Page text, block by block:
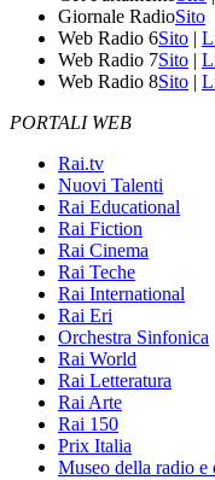
Giornale RadioSito
Web Radio 6Sito |
Web Radio 7Sito |
Web Radio 8Sito |
PORTALI WEB
Rai.tv
Nuovi Talenti
Rai Educational
Rai Fiction
Rai Cinema
Rai Teche
Rai International
Rai Eri
Orchestra Sinfonica
Rai World
Rai Letteratura
Rai Arte
Rai 150
Prix Italia
Museo della radio e